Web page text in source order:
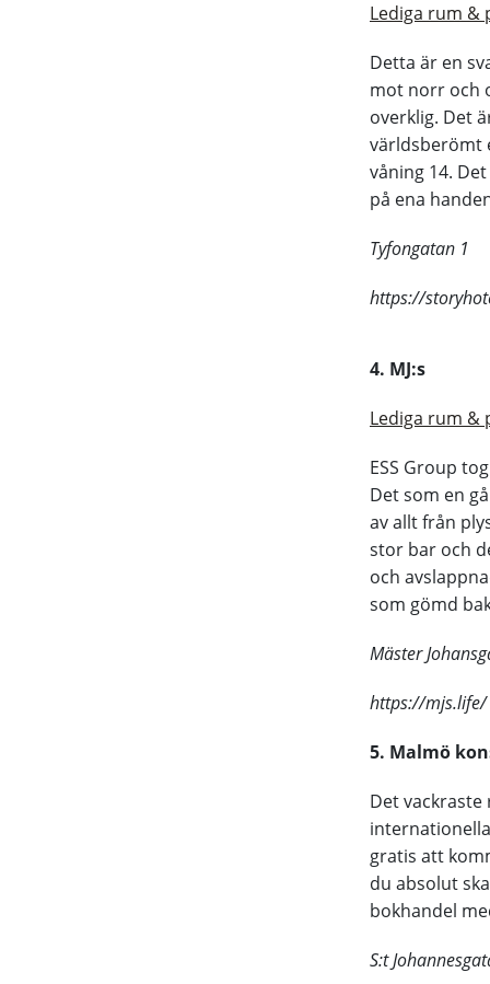
Lediga rum &
Detta är en
mot norr och
overklig. Det
världsberömt
våning 14.
på ena
Tyfongatan 1
https://
4. MJ:s
Lediga rum &
ESS Group
Det som en
av allt från
stor bar och
och
som gömd
Mäster
https://mjs.life/
5. Malmö
Det
gratis att
du absolut
bokhandel
S:t